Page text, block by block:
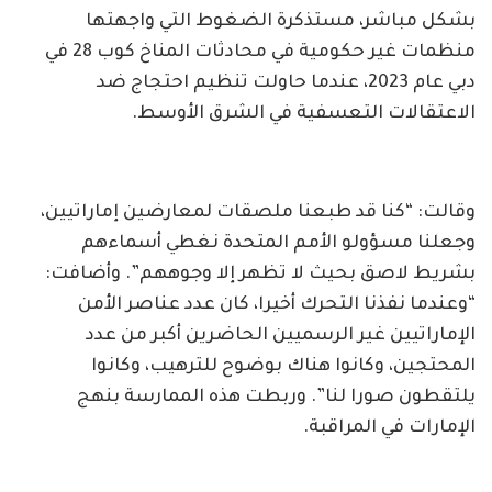
بشكل مباشر، مستذكرة الضغوط التي واجهتها
منظمات غير حكومية في محادثات المناخ كوب 28 في
دبي عام 2023، عندما حاولت تنظيم احتجاج ضد
الاعتقالات التعسفية في الشرق الأوسط.
وقالت: “كنا قد طبعنا ملصقات لمعارضين إماراتيين،
وجعلنا مسؤولو الأمم المتحدة نغطي أسماءهم
بشريط لاصق بحيث لا تظهر إلا وجوههم”. وأضافت:
“وعندما نفذنا التحرك أخيرا، كان عدد عناصر الأمن
الإماراتيين غير الرسميين الحاضرين أكبر من عدد
المحتجين، وكانوا هناك بوضوح للترهيب، وكانوا
يلتقطون صورا لنا”. وربطت هذه الممارسة بنهج
الإمارات في المراقبة.